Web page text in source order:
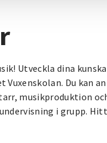
Utveckla dina
Vuxenskolan. Du kan
musikproduktion
i grupp.